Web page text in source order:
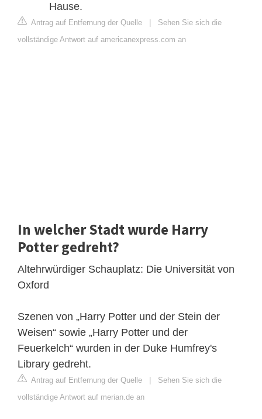
Hause.
Antrag auf Entfernung der Quelle
Sehen Sie sich die
vollständige Antwort auf americanexpress.com an
In welcher Stadt wurde Harry
Potter gedreht?
Altehrwürdiger Schauplatz: Die Universität von
Oxford
Szenen von „Harry Potter und der Stein der
Weisen“ sowie „Harry Potter und der
Feuerkelch“ wurden in der Duke Humfrey's
Library gedreht.
Antrag auf Entfernung der Quelle
Sehen Sie sich die
vollständige Antwort auf merian.de an